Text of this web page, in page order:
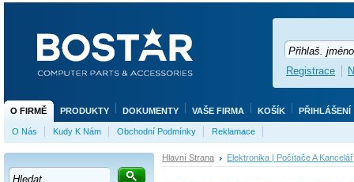
Hlavní Strana Elektronika | Počítače A Kancelář
O FIRMĚ PRODUKTY DOKUMENTY VAŠE FIRMA KOŠÍK PŘIHLÁŠENÍ
O Nás Kudy K Nám Obchodní Podmínky Reklamace
Registrace